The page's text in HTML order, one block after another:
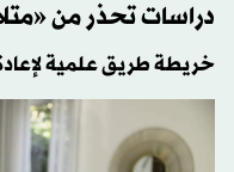
دراسات تحذر من
خريطة طريق علمية